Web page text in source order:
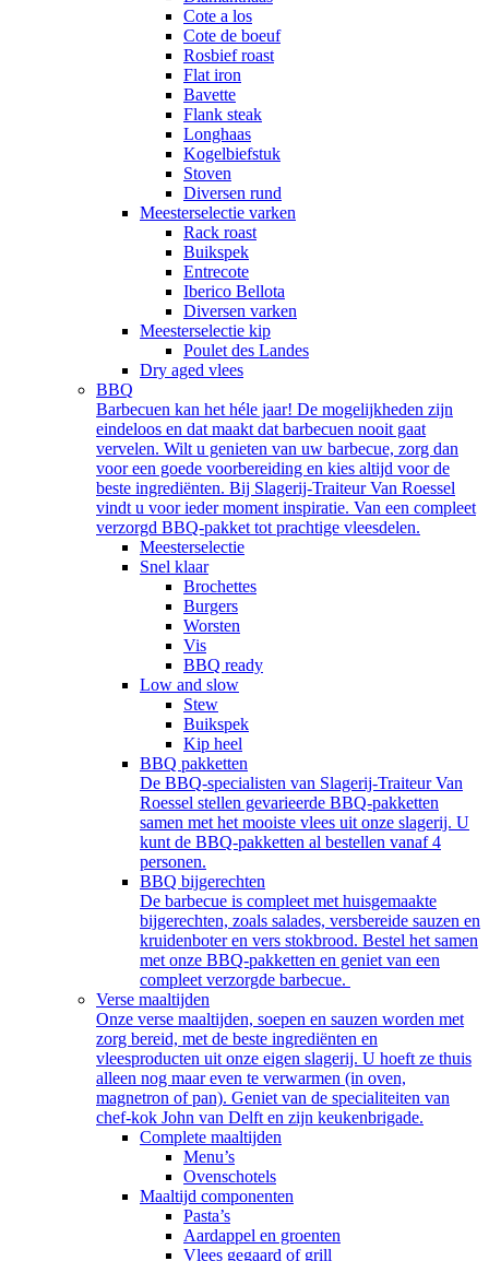
Cote a los
Cote de boeuf
Rosbief roast
Flat iron
Bavette
Flank steak
Longhaas
Kogelbiefstuk
Stoven
Diversen rund
Meesterselectie varken
Rack roast
Buikspek
Entrecote
Iberico Bellota
Diversen varken
Meesterselectie kip
Poulet des Landes
Dry aged vlees
BBQ
Barbecuen kan het héle jaar! De mogelijkheden zijn
eindeloos en dat maakt dat barbecuen nooit gaat
vervelen. Wilt u genieten van uw barbecue, zorg dan
voor een goede voorbereiding en kies altijd voor de
beste ingrediënten. Bij Slagerij-Traiteur Van Roessel
vindt u voor ieder moment inspiratie. Van een compleet
verzorgd BBQ-pakket tot prachtige vleesdelen.
Meesterselectie
Snel klaar
Brochettes
Burgers
Worsten
Vis
BBQ ready
Low and slow
Stew
Buikspek
Kip heel
BBQ pakketten
De BBQ-specialisten van Slagerij-Traiteur Van
Roessel stellen gevarieerde BBQ-pakketten
samen met het mooiste vlees uit onze slagerij. U
kunt de BBQ-pakketten al bestellen vanaf 4
personen.
BBQ bijgerechten
De barbecue is compleet met huisgemaakte
bijgerechten, zoals salades, versbereide sauzen en
kruidenboter en vers stokbrood. Bestel het samen
met onze BBQ-pakketten en geniet van een
compleet verzorgde barbecue.
Verse maaltijden
Onze verse maaltijden, soepen en sauzen worden met
zorg bereid, met de beste ingrediënten en
vleesproducten uit onze eigen slagerij. U hoeft ze thuis
alleen nog maar even te verwarmen (in oven,
magnetron of pan). Geniet van de specialiteiten van
chef-kok John van Delft en zijn keukenbrigade.
Complete maaltijden
Menu’s
Ovenschotels
Maaltijd componenten
Pasta’s
Aardappel en groenten
Vlees gegaard of grill